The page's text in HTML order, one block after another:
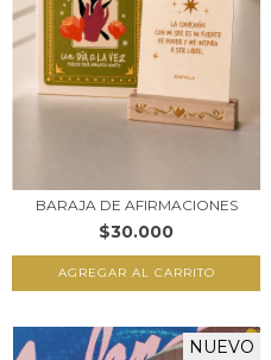
BARAJA DE AFIRMACIONES
$30.000
NUEVO